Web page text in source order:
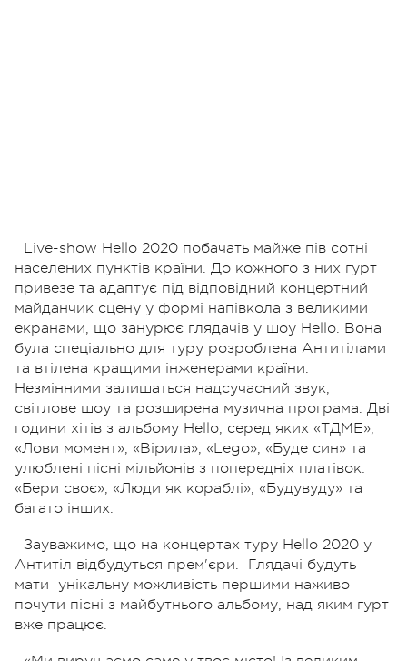
Live-show Hello 2020 побачать майже пів сотні
населених пунктів країни. До кожного з них гурт
привезе та адаптує під відповідний концертний
майданчик сцену у формі напівкола з великими
екранами, що занурює глядачів у шоу Hello. Вона
була спеціально для туру розроблена Антитілами
та втілена кращими інженерами країни.
Незмінними залишаться надсучасний звук,
світлове шоу та розширена музична програма. Дві
години хітів з альбому Hello, серед яких «ТДМЕ»,
«Лови момент», «Вірила», «Lego», «Буде син» та
улюблені пісні мільйонів з попередніх платівок:
«Бери своє», «Люди як кораблі», «Будувуду» та
багато інших.
Зауважимо, що на концертах туру Hello 2020 у
Антитіл відбудуться прем'єри. Глядачі будуть
мати унікальну можливість першими наживо
почути пісні з майбутнього альбому, над яким гурт
вже працює.